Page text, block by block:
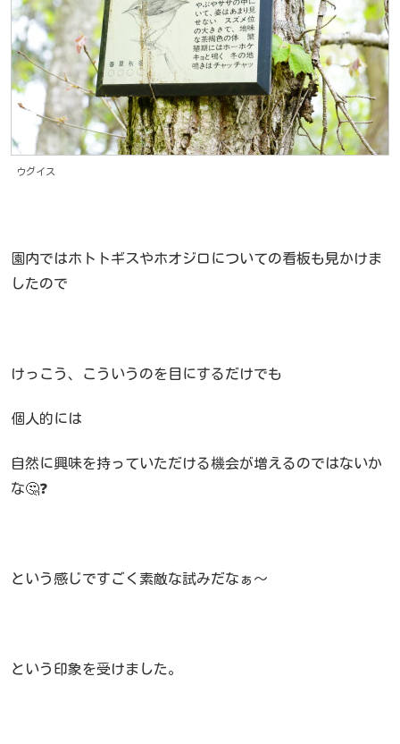
ウグイス
園内ではホトトギスやホオジロについての看板も見かけま
したので
けっこう、こういうのを目にするだけでも
個人的には
自然に興味を持っていただける機会が増えるのではないか
な🤔❓
という感じですごく素敵な試みだなぁ～
という印象を受けました。